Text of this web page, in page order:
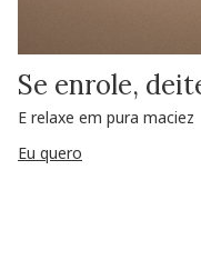
Se enrole,
E relaxe em pura maciez
Eu quero